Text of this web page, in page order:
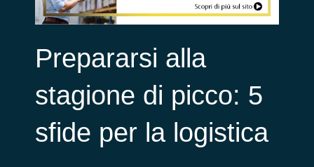
Prepararsi alla
stagione di picco: 5
sfide per la logistica